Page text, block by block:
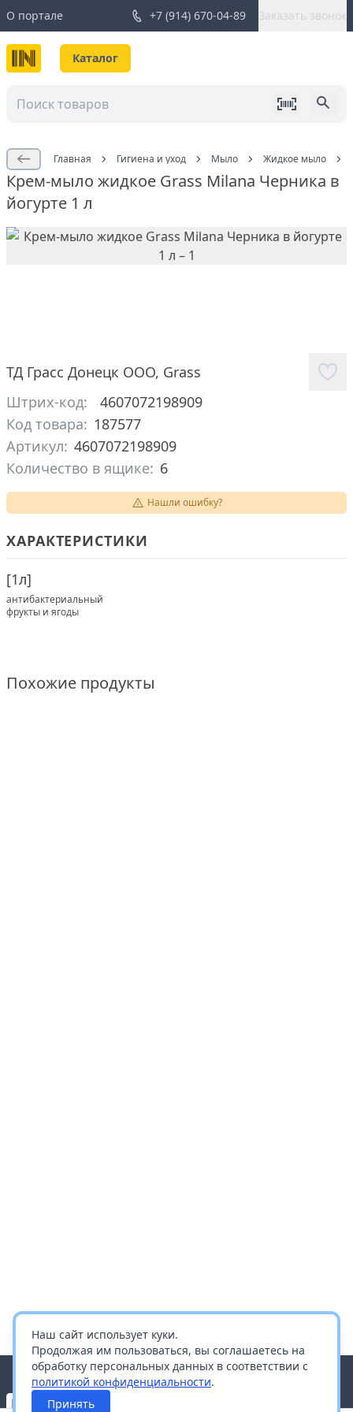
О портале +7 (914) 670-04-89 Заказать звонок
Каталог
Главная Гигиена и уход Мыло Жидкое мыло
Крем-мыло жидкое Grass Milana Черника в
йогурте 1 л
ТД Грасс Донецк ООО, Grass
Штрих-код:
4607072198909
Код товара: 187577
Артикул: 4607072198909
Количество в ящике: 6
Нашли ошибку?
ХАРАКТЕРИСТИКИ
[1л]
антибактериальный
фрукты и ягоды
Похожие продукты
Наш сайт использует куки.
Продолжая им пользоваться, вы соглашаетесь на
обработку персональных данных в соответствии с
политикой конфиденциальности.
Принять